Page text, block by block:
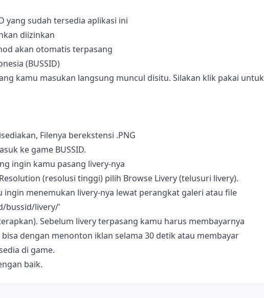
yang sudah tersedia aplikasi ini
diizinkan
akan otomatis terpasang
(BUSSID)
kamu masukan langsung muncul disitu. Silakan klik pakai untuk
Filenya berekstensi .PNG
ke game BUSSID.
ingin kamu pasang livery-nya
(resolusi tinggi) pilih Browse Livery (telusuri livery).
ingin menemukan livery-nya lewat perangkat galeri atau file
bussid/livery/'
Sebelum livery terpasang kamu harus membayarnya
dengan menonton iklan selama 30 detik atau membayar
di game.
baik.